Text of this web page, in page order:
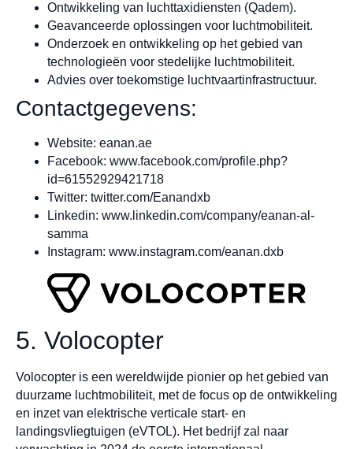
Ontwikkeling van luchttaxidiensten (Qadem).
Geavanceerde oplossingen voor luchtmobiliteit.
Onderzoek en ontwikkeling op het gebied van
technologieën voor stedelijke luchtmobiliteit.
Advies over toekomstige luchtvaartinfrastructuur.
Contactgegevens:
Website: eanan.ae
Facebook: www.facebook.com/profile.php?
id=61552929421718
Twitter: twitter.com/Eanandxb
Linkedin: www.linkedin.com/company/eanan-al-
samma
Instagram: www.instagram.com/eanan.dxb
5. Volocopter
Volocopter is een wereldwijde pionier op het gebied van
duurzame luchtmobiliteit, met de focus op de ontwikkeling
en inzet van elektrische verticale start- en
landingsvliegtuigen (eVTOL). Het bedrijf zal naar